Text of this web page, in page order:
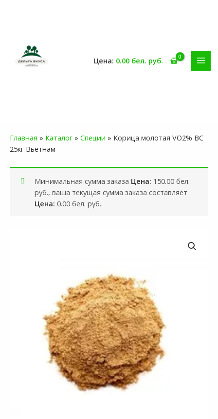
0.00бел. руб.
Главная » Каталог » Специи » Корица молотая VO2% ВС
25кг Вьетнам
Минимальная сумма заказа 150.00 бел.
руб., ваша текущая сумма заказа составляет
0.00 бел. руб..